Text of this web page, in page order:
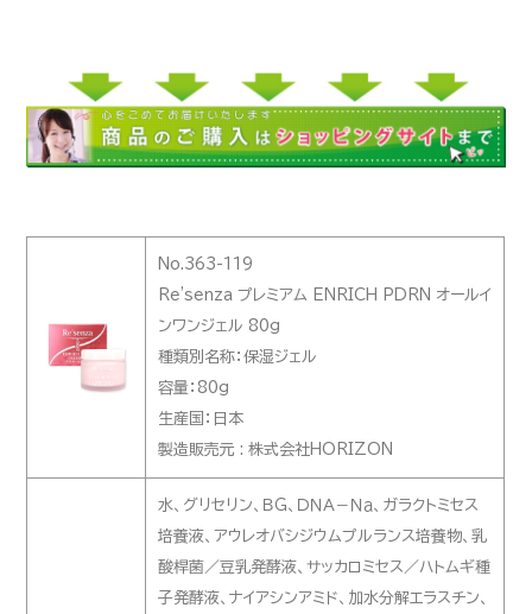
No.363-119
Re'senza プレミアム ENRICH PDRN オールイ
ンワンジェル 80g
種類別名称：保湿ジェル
容量：80g
生産国：日本
製造販売元 : 株式会社HORIZON
水、グリセリン、ＢＧ、ＤＮＡ－Ｎａ、ガラクトミセス
培養液、アウレオバシジウムプルランス培養物、乳
酸桿菌／豆乳発酵液、サッカロミセス／ハトムギ種
子発酵液、ナイアシンアミド、加水分解エラスチン、